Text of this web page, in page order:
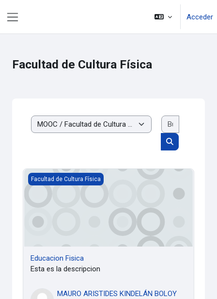
Acceder
Facultad de Cultura Física
Categorías
Buscar cursos
Educacion Fisica
Facultad de Cultura Física
Educacion Fisica
Esta es la descripcion
MAURO ARISTIDES KINDELÁN BOLOY